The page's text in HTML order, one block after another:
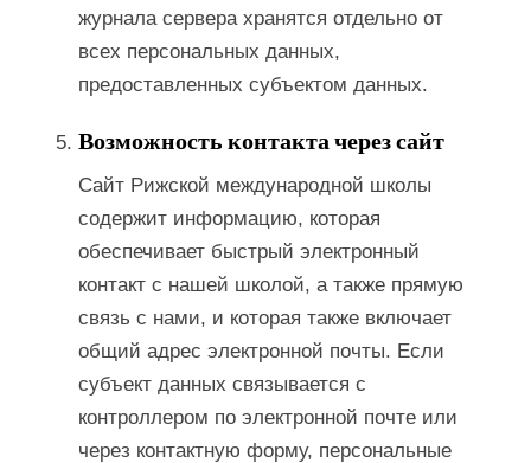
журнала сервера хранятся отдельно от
всех персональных данных,
предоставленных субъектом данных.
Возможность контакта через сайт
Сайт Рижской международной школы
содержит информацию, которая
обеспечивает быстрый электронный
контакт с нашей школой, а также прямую
связь с нами, и которая также включает
общий адрес электронной почты. Если
субъект данных связывается с
контроллером по электронной почте или
через контактную форму, персональные